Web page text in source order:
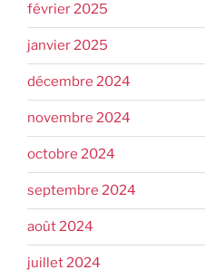
février 2025
janvier 2025
décembre 2024
novembre 2024
octobre 2024
septembre 2024
août 2024
juillet 2024